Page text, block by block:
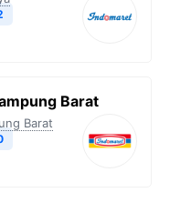
Barat
Barat